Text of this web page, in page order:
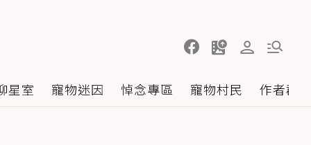
星室 寵物迷因 悼念專區 寵物村民 作者群